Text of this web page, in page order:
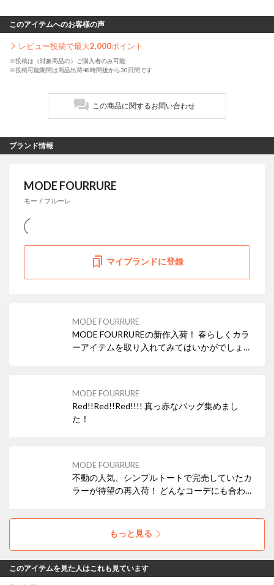
このアイテムへのお客様の声
レビュー投稿で最大2,000ポイント
※投稿は（対象商品の）ご購入者のみ可能
※投稿可能期間は商品出荷48時間後から30日間です
この商品に関するお問い合わせ
ブランド情報
MODE FOURRURE
モードフルーレ
マイブランドに登録
MODE FOURRURE
MODE FOURRUREの新作入荷！ 春らしくカラ
ーアイテムを取り入れてみてはいかがでしょう
MODE FOURRURE
Red!!Red!!Red!!!! 真っ赤なバッグ集めまし
た！
MODE FOURRURE
不動の人気、シンプルトートで完売していたカ
ラーが待望の再入荷！ どんなコーデにも合わせ
ド・ターコイズなどもおすすめですよ！ 本革
（牛革）なので使えば使うほどお気に入りにな
もっと見る
このアイテムを見た人はこれも見ています